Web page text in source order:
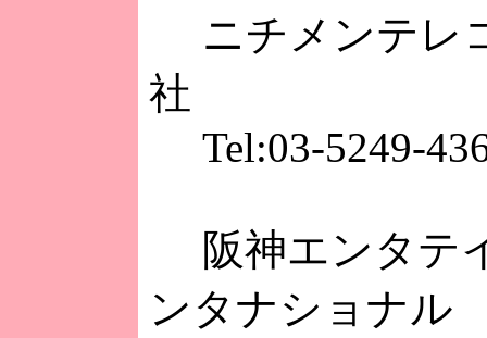
ニチメンテレ
社
Tel:03-5249-
阪神エンタテ
ンタナショナル